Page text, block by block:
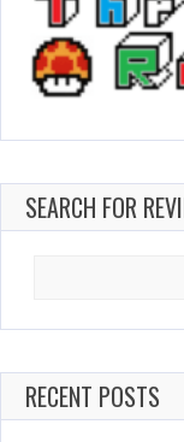
SEARCH FOR
RECENT POSTS